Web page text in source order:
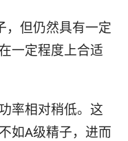
，但仍然具有一定
一定程度上合适
率相对稍低。这
如A级精子，进而